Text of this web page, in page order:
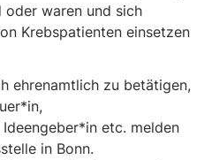
waren und sich
Krebspatienten einsetzen
ehrenamtlich zu betätigen,
etc. melden
in Bonn.